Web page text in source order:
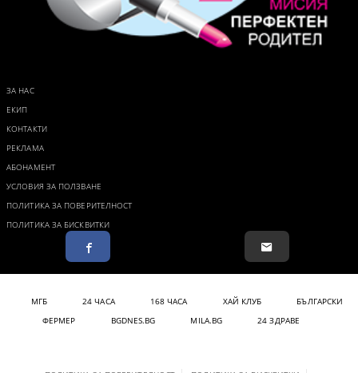
ЗА НАС
ЕКИП
КОНТАКТИ
РЕКЛАМА
АБОНАМЕНТ
УСЛОВИЯ ЗА ПОЛЗВАНЕ
ПОЛИТИКА ЗА ПОВЕРИТЕЛНОСТ
ПОЛИТИКА ЗА БИСКВИТКИ
МГБ 24 ЧАСА 168 ЧАСА ХАЙ КЛУБ
БЪЛГАРСКИ
ФЕРМЕР
BGDNES.BG MILA.BG 24 ЗДРАВЕ